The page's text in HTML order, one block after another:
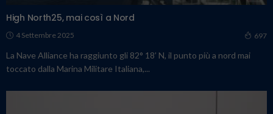
High North25, mai così a Nord
4 Settembre 2025 697
La Nave Alliance ha raggiunto gli 82° 18’ N, il punto più a nord mai
toccato dalla Marina Militare Italiana,...